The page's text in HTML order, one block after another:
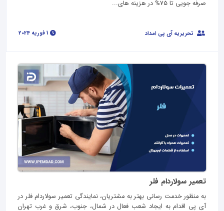
صرفه جویی تا 75% در هزینه های...
تحریریه آی پی امداد
تعمیر سولاردام فلر
به منظور خدمت رسانی بهتر به مشتریان، نمایندگی تعمیر سولاردام فلر در
آی پی اقدام به ایجاد شعب فعال در شمال، جنوب، شرق و غرب تهران